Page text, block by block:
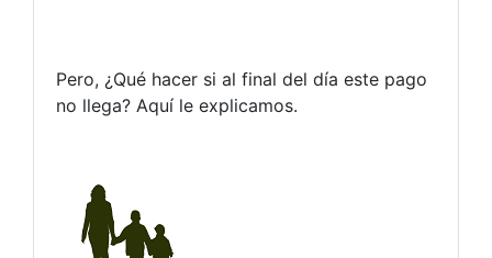
Pero, ¿Qué hacer si al final del día este pago
no llega? Aquí le explicamos.